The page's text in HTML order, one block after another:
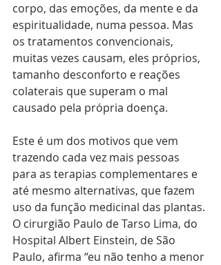
corpo, das emoções, da mente e da
espiritualidade, numa pessoa. Mas
os tratamentos convencionais,
muitas vezes causam, eles próprios,
tamanho desconforto e reações
colaterais que superam o mal
causado pela própria doença.
Este é um dos motivos que vem
trazendo cada vez mais pessoas
para as terapias complementares e
até mesmo alternativas, que fazem
uso da função medicinal das plantas.
O cirurgião Paulo de Tarso Lima, do
Hospital Albert Einstein, de São
Paulo, afirma “eu não tenho a menor